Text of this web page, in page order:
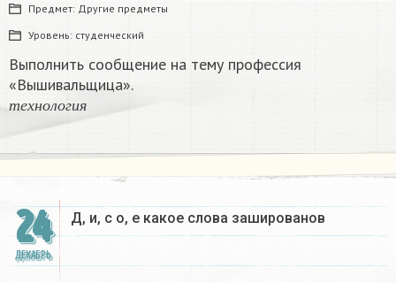
Предмет: Другие предметы
Уровень: студенческий
Выполнить сообщение на тему профессия
«Вышивальщица».
т ехн ол о г ия
технология
24
ДЕКАБРЬ
Д, и, с о, е какое слова зашированов